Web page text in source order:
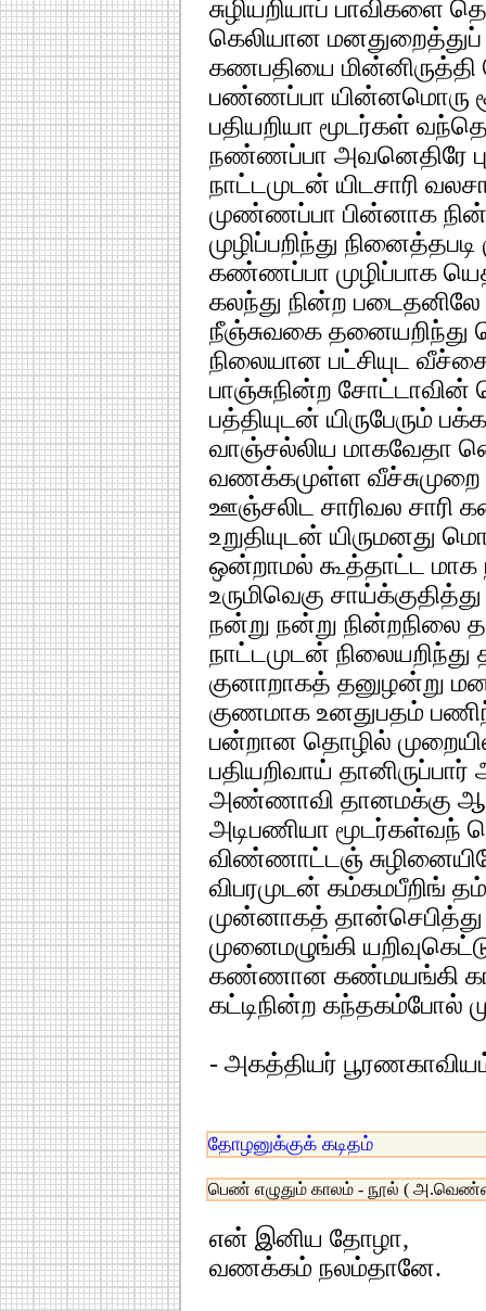
சுழியறியாப் பாவிகளை
கெலியான மனதுறைத்துப்
கணபதியை
பண்ணப்பா யின்னமொரு
பதியறியா மூடர்கள்
நண்ணப்பா அவனெதிரே
நாட்டமுடன் யிடசாரி
முண்ணப்பா பின்னாக
முழிப்பறிந்து
கண்ணப்பா முழிப்பாக
கலந்து நின்ற
நீஞ்சுவகை தனையறிந்து
நிலையான பட்சியுட
பாஞ்சுநின்ற
பத்தியுடன் யிருபேரும்
வாஞ்சல்லிய மாகவேதா
வணக்கமுள்ள வீச்சுமுறை
ஊஞ்சலிட சாரிவல சாரி
உறுதியுடன் யிருமனது
ஒன்றாமல் கூத்தாட்ட மாக
உருமிவெகு
நன்று நன்று நின்றநிலை
நாட்டமுடன் நிலையறிந்து
குனாறாகத் தனுழன்று
குணமாக உனதுபதம்
பன்றான தொழில்
பதியறிவாய்
அண்ணாவி தானமக்கு
அடிபணியா மூடர்கள்வந்
விண்ணாட்டஞ்
விபரமுடன் கம்கமபீறிங்
முன்னாகத் தான்செபித்து
முனைமழுங்கி
கண்ணான கண்மயங்கி
கட்டிநின்ற கந்தகம்போல்
- அகத்தியர்
தோழனுக்குக் கடிதம்
பெண் எழுதும் காலம் - நூல் (
என் இனிய தோழா,
வணக்கம் நலம்தானே.